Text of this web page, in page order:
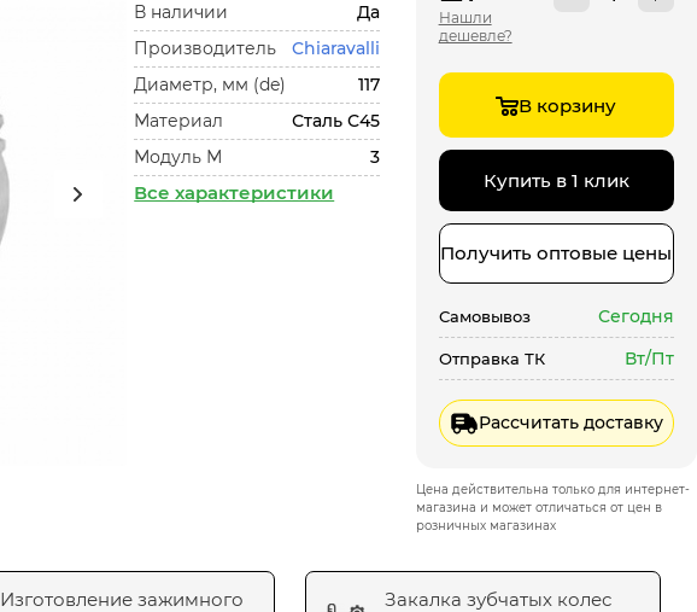
В наличии
Да
Производитель
Chiaravalli
Диаметр, мм (de)
117
Материал
Сталь С45
Модуль М
3
Все характеристики
Нашли
дешевле?
В корзину
Купить в 1 клик
Получить оптовые цены
Самовывоз Сегодня
Отправка ТК Вт/Пт
Рассчитать доставку
Цена действительна только для интернет-
магазина и может отличаться от цен в
розничных магазинах
Изготовление зажимного
Закалка зубчатых колес